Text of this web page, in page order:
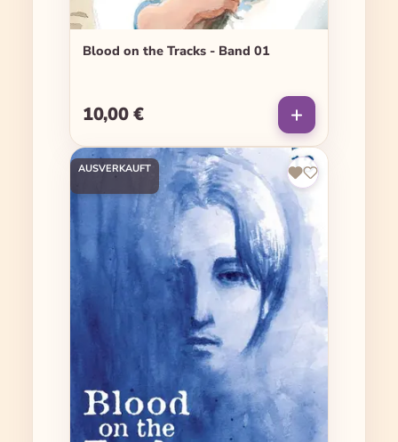
Blood on the Tracks - Band 01
Regulärer Preis:
10,00 €
AUSVERKAUFT